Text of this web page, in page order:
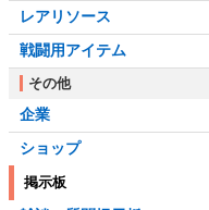
レアリソース
戦闘用アイテム
その他
企業
ショップ
掲示板